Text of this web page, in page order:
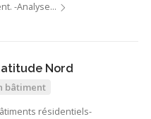
-Analyse…
Nord
bâtiment
résidentiels-